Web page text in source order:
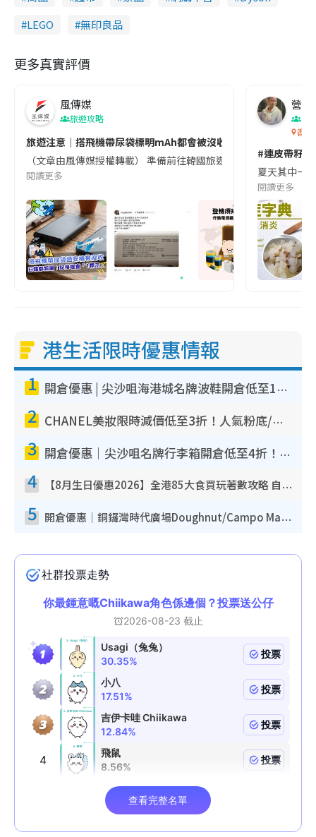
LEGO
無印良品
更多真實評價
風傳媒
旅遊攻略
旅遊注意｜搭飛機帶尿袋標明mAh都會被沒收😱出發前切記檢查
（文章由風傳媒授權轉載） 準備前往韓國旅遊的民眾，近期要
閱讀更多
營養
香港
#連皮帶籽
夏天其中一
閱讀更多
港生活限時優惠情報
1 開倉優惠 | 尖沙咀海港城名牌波鞋開倉低至1折！On鞋$899起／Joy&Peace鞋履$98起
2 CHANEL美妝限時減價低至3折！人氣粉底/唇膏/精華液低至$275！COCO香水都有平
3 開倉優惠｜尖沙咀名牌行李箱開倉低至4折！一連5日 American Tourister/ace./Hallmark $200起！
4 【8月生日優惠2026】全港85大食買玩著數攻略 自助餐/火鍋放題同行免費＋誠品/DONKI送現金券
5 開倉優惠｜銅鑼灣時代廣場Doughnut/Campo Marzio開倉低至1折！背囊、書包、手袋劈價$200起